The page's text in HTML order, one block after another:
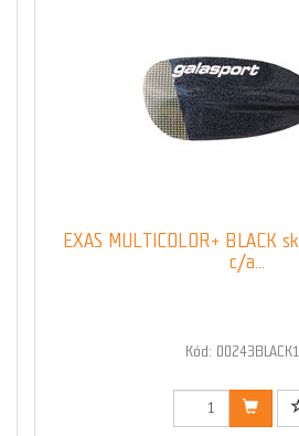
EXAS MULTICOLOR+ BLACK
c/a...
Kód: